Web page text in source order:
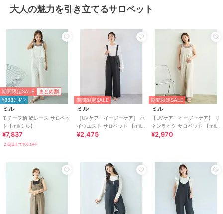
大人の魅力を引き立てるサロペット
期間限定SALE まとめ割
¥888ｸｰﾎﾟﾝ
ミル
モチーフ柄 総レース サロペッ
ト【mil/ミル】
¥7,837
2点以上で10%OFF
期間限定SALE
ミル
［UVケア・イージーケア］ ハ
イウエスト サロペット 【mil
(ミル)】
¥2,475
期間限定SALE
ミル
【UVケア・イージーケア】 リ
ネンライク サロペット 【mil/
ミル】
¥2,970